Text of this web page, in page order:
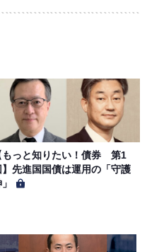
会員が負うものとし、当
、その他の著作物は、当
著作権者に帰属するもの
ついて複製、転用、公衆
の著作権、商標権などを
ものとします。
更）
合があります。
もっと知りたい！債券 第1
】先進国国債は運用の「守護